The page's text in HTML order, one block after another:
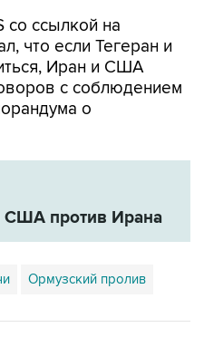
со ссылкой на
что если Тегеран и
Иран и США
с соблюдением
о
США против Ирана
Ормузский пролив